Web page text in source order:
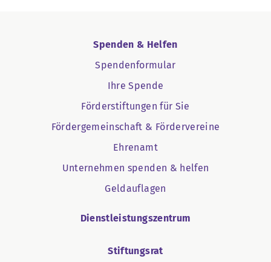
Spenden & Helfen
Spendenformular
Ihre Spende
Förderstiftungen für Sie
Fördergemeinschaft & Fördervereine
Ehrenamt
Unternehmen spenden & helfen
Geldauflagen
Dienstleistungszentrum
Stiftungsrat